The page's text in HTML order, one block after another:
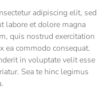
adipiscing elit, sed
labore et dolore magna
quis nostrud exercitation
ea commodo consequat.
in voluptate velit esse
Sea te hinc legimus